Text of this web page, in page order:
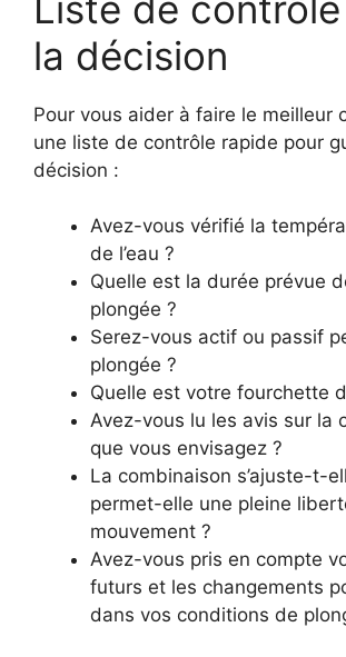
la décision
Pour vous aider à faire le meilleur
une liste de contrôle rapide pour
décision :
Avez-vous vérifié la
de l’eau ?
Quelle est la durée prévue
plongée ?
Serez-vous actif ou passif
plongée ?
Quelle est votre fourchette
Avez-vous lu les avis sur la
que vous envisagez ?
La combinaison s’ajuste-t-
permet-elle une pleine
mouvement ?
Avez-vous pris en compte
futurs et les changements
dans vos conditions de